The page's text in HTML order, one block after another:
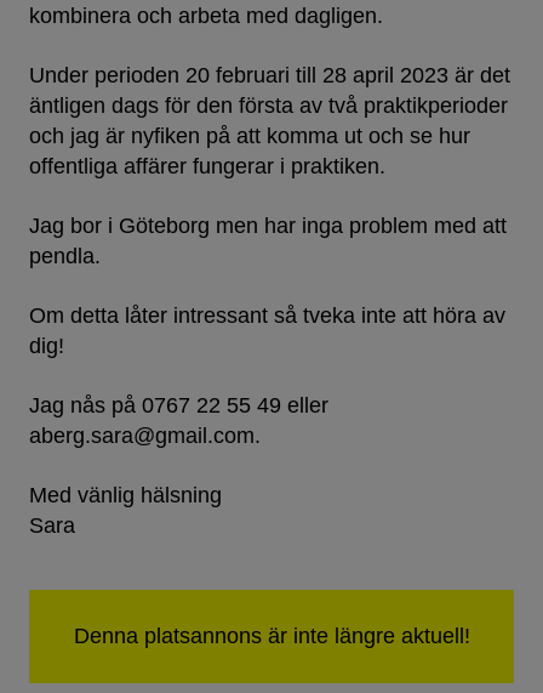
kombinera och arbeta med dagligen.
Under perioden 20 februari till 28 april 2023 är det
äntligen dags för den första av två praktikperioder
och jag är nyfiken på att komma ut och se hur
offentliga affärer fungerar i praktiken.
Jag bor i Göteborg men har inga problem med att
pendla.
Om detta låter intressant så tveka inte att höra av
dig!
Jag nås på 0767 22 55 49 eller
aberg.sara@gmail.com.
Med vänlig hälsning
Sara